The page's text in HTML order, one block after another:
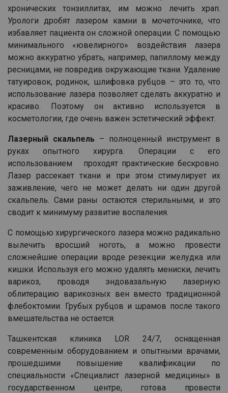
хронических тонзиллитах, им можно лечить храп.
Урологи дробят лазером камни в мочеточнике, что
избавляет пациента он сложной операции. С помощью
минимального «ювелирного» воздействия лазера
можно аккуратно убрать, например, папиллому между
ресницами, не повредив окружающие ткани. Удаление
татуировок, родинок, шлифовка рубцов – это то, что
использование лазера позволяет сделать аккуратно и
красиво. Поэтому он активно используется в
косметологии, где очень важен эстетический эффект.
Лазерный скальпель – полноценный инструмент в
руках опытного хирурга. Операции с его
использованием проходят практические бескровно.
Лазер рассекает ткани и при этом стимулирует их
заживление, чего не может делать ни один другой
скальпель. Сами раны остаются стерильными, и это
сводит к минимуму развитие воспаления.
С помощью хирургического лазера можно радикально
вылечить вросший ноготь, а можно провести
сложнейшие операции вроде резекции желудка или
кишки. Используя его можно удалять мениски, лечить
варикоз, проводя эндовазальную лазерную
облитерацию варикозных вен вместо традиционной
флебоктомии. Грубых рубцов и шрамов после такого
вмешательства не остается.
Ташкентская клиника LOR 24/7, оснащенная
современным оборудованием и опытными врачами,
прошедшими повышение квалификации по
специальности «Специалист лазерной медицины» в
государственном центре, готова провести
Напишите в наш общий чат
Специалистов
Наши врачи с радостью проконсультируют Вас!
Написать специалисту